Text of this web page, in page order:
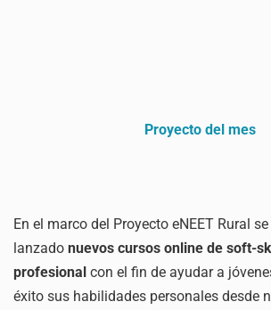
Proyecto del mes
En el marco del Proyecto eNEET Rural
lanzado nuevos cursos online de soft-
profesional con el fin de ayudar a
éxito sus habilidades personales desde